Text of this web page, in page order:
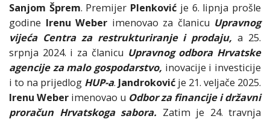
Sanjom Šprem. Premijer Plenković je 6. lipnja prošle
godine Irenu Weber imenovao za članicu Upravnog
vijeća Centra za restrukturiranje i prodaju, a 25.
srpnja 2024. i za članicu Upravnog odbora Hrvatske
agencije za malo gospodarstvo, inovacije i investicije
i to na prijedlog HUP-a. Jandroković je 21. veljače 2025.
Irenu Weber imenovao u Odbor za financije i državni
proračun Hrvatskoga sabora. Zatim je 24. travnja